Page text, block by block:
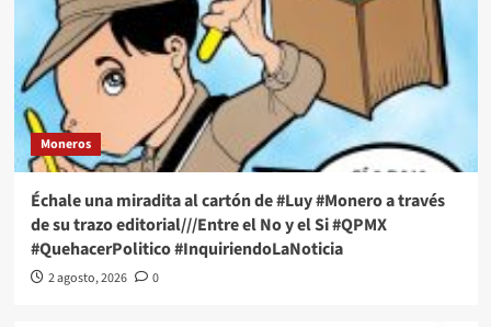
Moneros
Échale una miradita al cartón de #Luy #Monero a través
de su trazo editorial///Entre el No y el Si #QPMX
#QuehacerPolitico #InquiriendoLaNoticia
2 agosto, 2026 0